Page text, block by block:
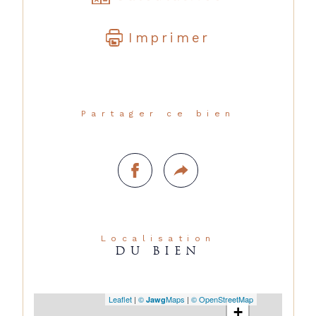
Imprimer
Partager ce bien
Localisation
DU BIEN
+
Leaflet | © JawgMaps | © OpenStreetMap